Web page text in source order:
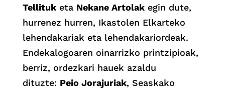
Tellituketa Nekane Artolakegin dute,
hurrenez hurren, Ikastolen Elkarteko
lehendakariak eta lehendakariordeak.
Endekalogoaren oinarrizko printzipioak,
berriz, ordezkari hauek azaldu
dituzte: Peio Jorajuriak, Seaskako